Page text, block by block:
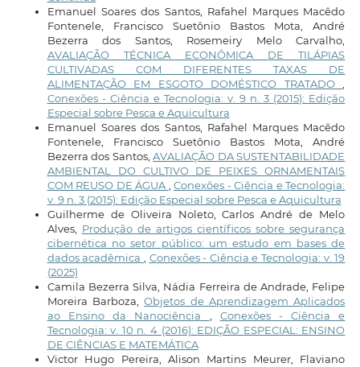
Emanuel Soares dos Santos, Rafahel Marques Macêdo
Fontenele, Francisco Suetônio Bastos Mota, André
Bezerra dos Santos, Rosemeiry Melo Carvalho,
AVALIAÇÃO TÉCNICA ECONÔMICA DE TILÁPIAS
CULTIVADAS COM DIFERENTES TAXAS DE
ALIMENTAÇÃO EM ESGOTO DOMÉSTICO TRATADO
Conexões - Ciência e Tecnologia: v. 9 n. 3 (2015): Edição
Especial sobre Pesca e Aquicultura
Emanuel Soares dos Santos, Rafahel Marques Macêdo
Fontenele, Francisco Suetônio Bastos Mota, André
Bezerra dos Santos,AVALIAÇÃO DA SUSTENTABILIDADE
AMBIENTAL DO CULTIVO DE PEIXES ORNAMENTAIS
COM REUSO DE ÁGUA
,Conexões - Ciência e Tecnologia:
v. 9 n. 3 (2015): Edição Especial sobre Pesca e Aquicultura
Guilherme de Oliveira Noleto, Carlos André de Melo
Alves, Produção de artigos científicos sobre segurança
cibernética no setor público: um estudo em bases de
dados acadêmica
Conexões - Ciência e Tecnologia: v. 19
(2025)
Camila Bezerra Silva, Nádia Ferreira de Andrade, Felipe
Moreira Barboza,Objetos de Aprendizagem Aplicados
ao Ensino da Nanociência
Conexões - Ciência e
Tecnologia: v. 10 n. 4 (2016): EDIÇÃO ESPECIAL: ENSINO
DE CIÊNCIAS E MATEMÁTICA
Victor Hugo Pereira, Alison Martins Meurer, Flaviano